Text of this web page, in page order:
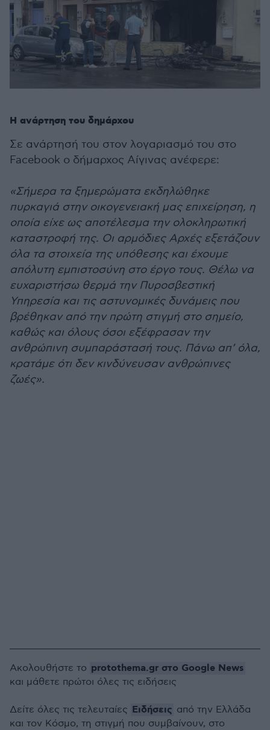
Η ανάρτηση του δημάρχου
Σε ανάρτησή του στον λογαριασμό του στο
Facebook ο δήμαρχος Αίγινας ανέφερε:
«Σήμερα τα ξημερώματα εκδηλώθηκε
πυρκαγιά στην οικογενειακή μας επιχείρηση, η
οποία είχε ως αποτέλεσμα την ολοκληρωτική
καταστροφή της. Οι αρμόδιες Αρχές εξετάζουν
όλα τα στοιχεία της υπόθεσης και έχουμε
απόλυτη εμπιστοσύνη στο έργο τους. Θέλω να
ευχαριστήσω θερμά την Πυροσβεστική
Υπηρεσία και τις αστυνομικές δυνάμεις που
βρέθηκαν από την πρώτη στιγμή στο σημείο,
καθώς και όλους όσοι εξέφρασαν την
ανθρώπινη συμπαράστασή τους. Πάνω απ’ όλα,
κρατάμε ότι δεν κινδύνευσαν ανθρώπινες
ζωές».
Ακολουθήστε το protothema.gr στο Google News
και μάθετε πρώτοι όλες τις ειδήσεις
Δείτε όλες τις τελευταίες Ειδήσεις από την Ελλάδα
και τον Κόσμο, τη στιγμή που συμβαίνουν, στο